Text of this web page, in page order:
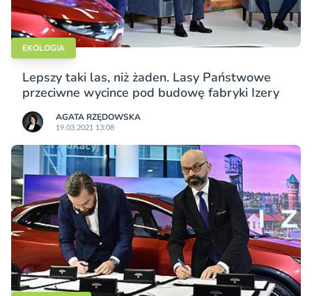
EKOLOGIA
Lepszy taki las, niż żaden. Lasy Państwowe
przeciwne wycince pod budowę fabryki Izery
AGATA RZĘDOWSKA
19.03.2021 13:08